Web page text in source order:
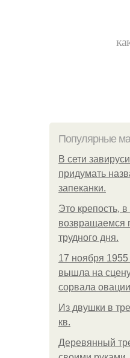
Популярные
В сети
придумать
запеканки.
Это крепость,
возвращаемся
трудного дня.
17 ноября
вышла на
сорвала
Из двушки в
кв.
Деревянный